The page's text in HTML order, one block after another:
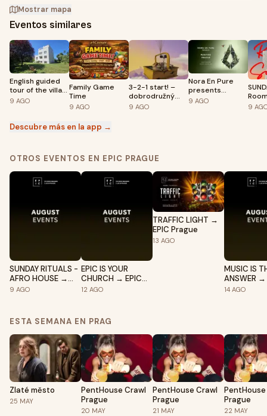
Mostrar mapa
Eventos similares
English guided
tour of the villa
Winternitz
9 AGO
Family Game
Time
9 AGO
3-2-1 start! –
dobrodružný
animovaný film
9 AGO
Nora En Pure
presents
Purified Prague
9 AGO
9
Descubre más en la app →
OTROS EVENTOS EN EPIC PRAGUE
SUNDAY RITUALS -
AFRO HOUSE →
EPIC Prague
9 AGO
EPIC IS YOUR
CHURCH → EPIC
Prague
12 AGO
TRAFFIC LIGHT →
EPIC Prague
13 AGO
MUSIC IS
ANSWER →
Prague
14 AGO
ESTA SEMANA EN PRAG
Zlaté město
25 MAY
PentHouse Crawl
Prague
20 MAY
PentHouse Crawl
Prague
21 MAY
Prague
22 MAY